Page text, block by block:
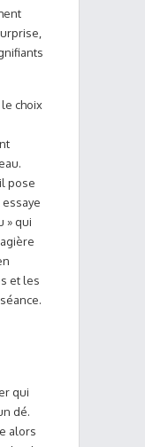
choix
pose
» qui
et les
qui
dé.
alors